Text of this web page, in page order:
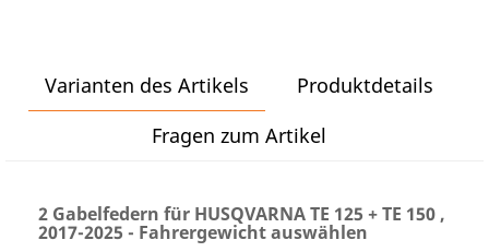
Varianten des Artikels
Produktdetails
Fragen zum Artikel
2 Gabelfedern für HUSQVARNA TE 125 + TE 150 ,
2017-2025 - Fahrergewicht auswählen